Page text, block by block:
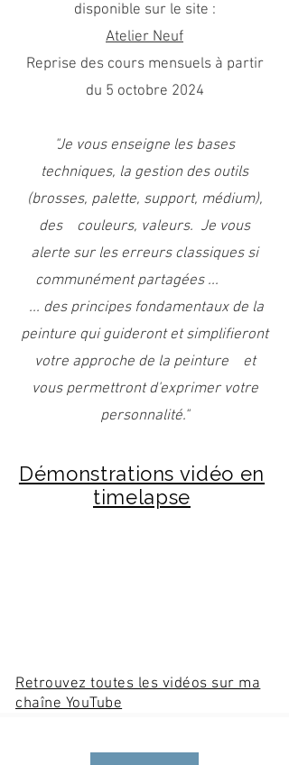
disponible sur le site :
Atelier Neuf
Reprise des cours mensuels à partir
du 5 octobre 2024
"Je vous enseigne les bases
techniques, la gestion des outils
(brosses, palette, support, médium),
des couleurs, valeurs. Je vous
alerte sur les erreurs classiques si
communément partagées ...
... des principes fondamentaux de la
peinture qui guideront et simplifieront
votre approche de la peinture et
vous permettront d'exprimer votre
personnalité."
Démonstrations vidéo en
timelapse
Retrouvez toutes les vidéos sur ma
chaîne YouTube